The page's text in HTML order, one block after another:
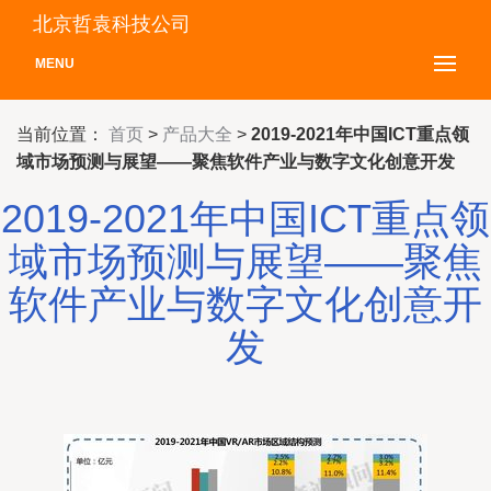
北京哲袁科技公司
MENU
当前位置： 首页 > 产品大全 > 2019-2021年中国ICT重点领
域市场预测与展望——聚焦软件产业与数字文化创意开发
2019-2021年中国ICT重点领
域市场预测与展望——聚焦
软件产业与数字文化创意开
发